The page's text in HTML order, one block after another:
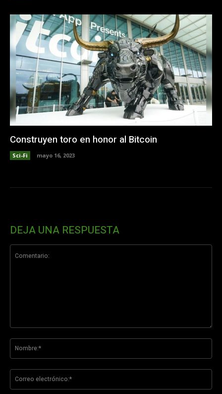
Construyen toro en honor al Bitcoin
Sci-Fi mayo 16, 2023
DEJA UNA RESPUESTA